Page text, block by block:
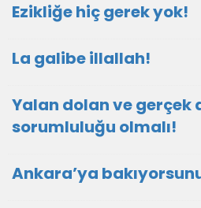
Ezikliğe hiç gerek yok!
La galibe illallah!
Yalan dolan ve gerçek
sorumluluğu olmalı!
Ankara’ya